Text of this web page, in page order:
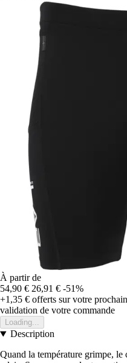
À partir de
54,90 € 26,91 € -51%
+1,35 € offerts sur votre
validation de votre commande
Loading...
Description
Quand la température grimpe,